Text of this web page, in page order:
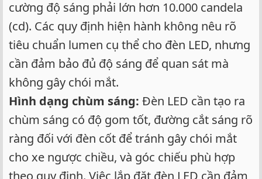
cường độ sáng phải lớn hơn 10.000 candela
(cd). Các quy định hiện hành không nêu rõ
tiêu chuẩn lumen cụ thể cho đèn LED, nhưng
cần đảm bảo đủ độ sáng để quan sát mà
không gây chói mắt.
Hình dạng chùm sáng: Đèn LED cần tạo ra
chùm sáng có độ gom tốt, đường cắt sáng rõ
ràng đối với đèn cốt để tránh gây chói mắt
cho xe ngược chiều, và góc chiếu phù hợp
theo quy định. Việc lắp đặt đèn LED cần đảm